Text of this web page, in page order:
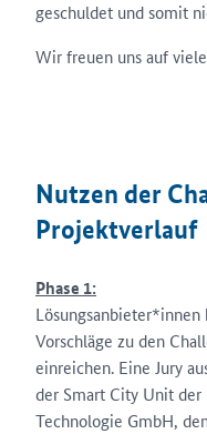
geschuldet und somit
Wir freuen uns auf
Nutzen der
Projektverlauf
Phase 1:
Lösungsanbieter*innen
Vorschläge zu den
einreichen. Eine Jury
der Smart City Unit
Technologie GmbH,